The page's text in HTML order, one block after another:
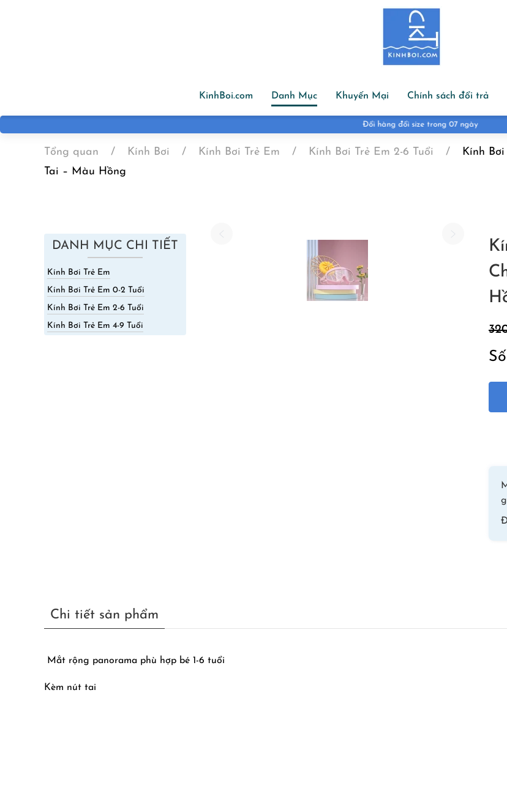
KinhBoi.com Danh Mục Khuyến Mại Chính sách đổi trả
Đổi hàng đổi size trong 07 ngày
Tổng quan Kính Bơi Kính Bơi Trẻ Em Kính Bơi Trẻ Em 2-6 Tuổi
Kính
Tai – Màu Hồng
DANH MỤC CHI TIẾT
Kính Bơi Trẻ Em
Kính Bơi Trẻ Em 0-2 Tuổi
Kính Bơi Trẻ Em 2-6 Tuổi
Kính Bơi Trẻ Em 4-9 Tuổi
Chi tiết sản phẩm
Mắt rộng panorama phù hợp bé 1-6 tuổi
Kèm nút tai